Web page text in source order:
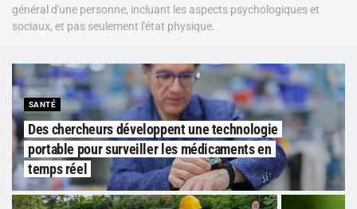
général d'une personne, incluant les aspects psychologiques et
sociaux, et pas seulement l'état physique.
SANTÉ
Des chercheurs développent une technologie
portable pour surveiller les médicaments en
temps réel